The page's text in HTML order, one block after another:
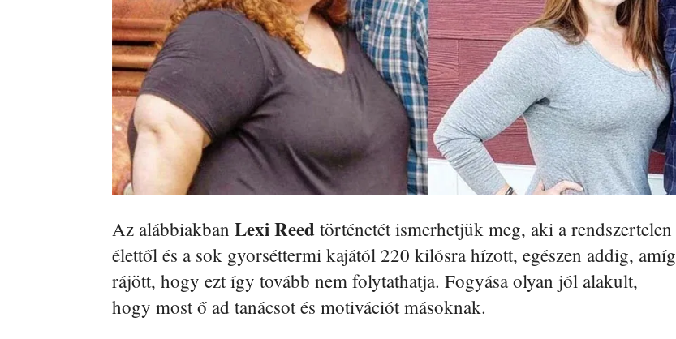
Az alábbiakban Lexi Reed történetét ismerhetjük meg, aki a rendszertelen
élettől és a sok gyorséttermi kajától 220 kilósra hízott, egészen addig, amíg
rájött, hogy ezt így tovább nem folytathatja. Fogyása olyan jól alakult,
hogy most ő ad tanácsot és motivációt másoknak.